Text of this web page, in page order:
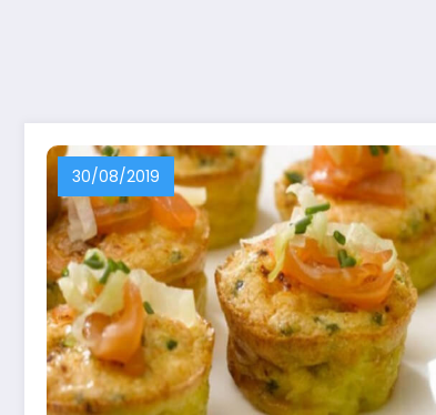
30/08/2019